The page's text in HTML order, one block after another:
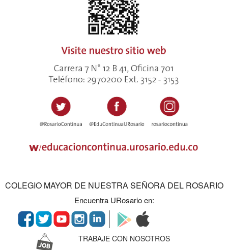
COLEGIO MAYOR DE NUESTRA SEÑORA DEL ROSARIO
Encuentra URosario en:
TRABAJE CON NOSOTROS